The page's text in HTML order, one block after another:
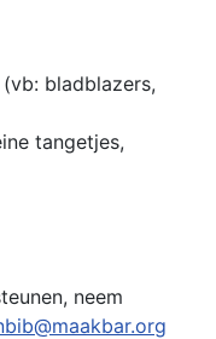
bladblazers,
tangetjes,
neem